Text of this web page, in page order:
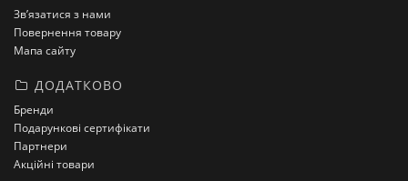
Зв’язатися з нами
Повернення товару
Мапа сайту
ДОДАТКОВО
Бренди
Подарункові сертифікати
Партнери
Акційні товари